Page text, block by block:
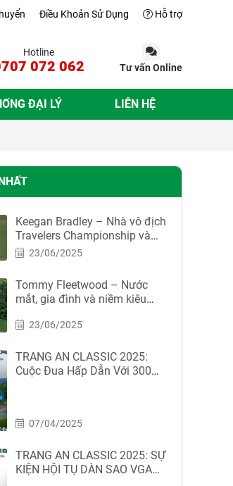
Điều Khoản Sử Dụng Hỗ trợ
Hotline
072 062 Tư vấn Online
ĐẠI LÝ LIÊN HỆ
Keegan Bradley – Nhà vô địch
Travelers Championship và
ứng viên sáng giá cho đội
23/06/2025
Tommy Fleetwood – Nước
mắt, gia đình và niềm kiêu
Championship
23/06/2025
TRANG AN CLASSIC 2025:
Cuộc Đua Hấp Dẫn Với 300
07/04/2025
TRANG AN CLASSIC 2025: SỰ
KIỆN HỘI TỤ DÀN SAO VGA